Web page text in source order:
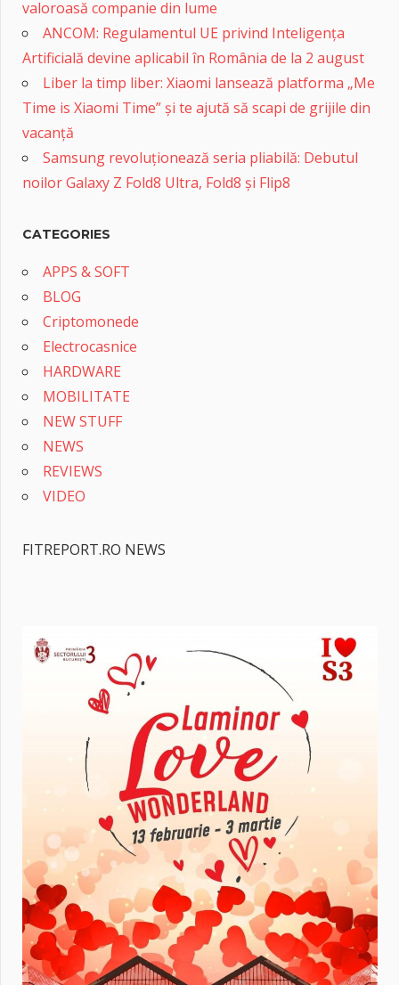
valoroasă companie din lume
ANCOM: Regulamentul UE privind Inteligența
Artificială devine aplicabil în România de la 2 august
Liber la timp liber: Xiaomi lansează platforma „Me
Time is Xiaomi Time” și te ajută să scapi de grijile din
vacanță
Samsung revoluționează seria pliabilă: Debutul
noilor Galaxy Z Fold8 Ultra, Fold8 și Flip8
CATEGORIES
APPS & SOFT
BLOG
Criptomonede
Electrocasnice
HARDWARE
MOBILITATE
NEW STUFF
NEWS
REVIEWS
VIDEO
FITREPORT.RO NEWS